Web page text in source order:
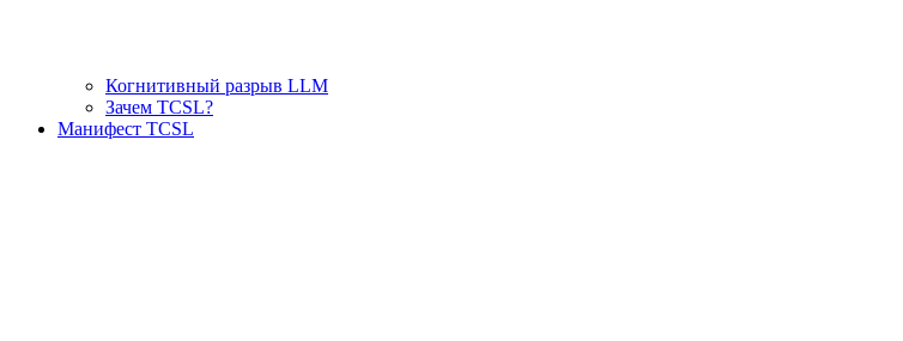
Когнитивный разрыв LLM
Зачем TCSL?
Манифест TCSL